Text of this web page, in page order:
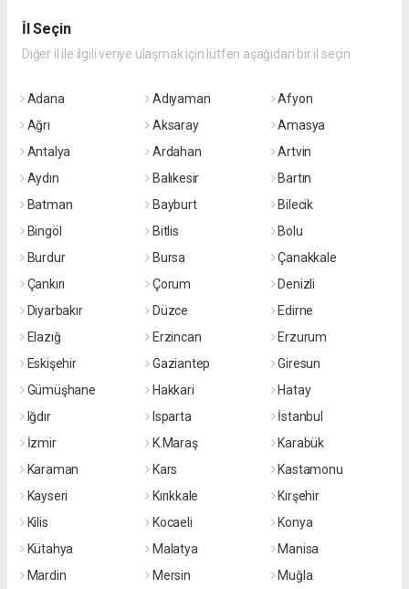
İl Seçin
Diğer il ile ilgili veriye ulaşmak için lütfen aşağıdan bir il seçin
Adana Adıyaman
Afyon
Ağrı
Aksaray
Amasya
Antalya
Ardahan
Artvin
Aydın
Balıkesir
Bartın
Batman
Bayburt
Bilecik
Bingöl
Bitlis
Bolu
Burdur
Bursa
Çanakkale
Çankırı
Çorum
Denizli
Diyarbakır
Düzce
Edirne
Elazığ
Erzincan
Erzurum
Eskişehir
Gaziantep
Giresun
Gümüşhane
Hakkari
Hatay
Iğdır
Isparta
İstanbul
İzmir
K.Maraş
Karabük
Karaman
Kars
Kastamonu
Kayseri
Kırıkkale
Kırşehir
Kilis
Kocaeli
Konya
Kütahya
Malatya
Manisa
Mardin
Mersin Muğla